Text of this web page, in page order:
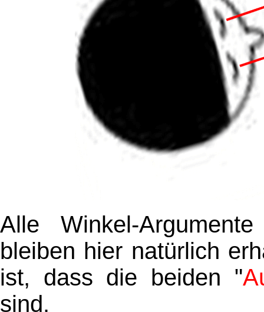
Alle Winkel-
bleiben hier natürlich
ist, dass die beiden "
sind.